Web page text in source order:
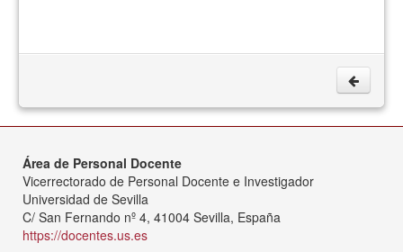
Área de Personal Docente
Vicerrectorado de Personal Docente e Investigador
Universidad de Sevilla
C/ San Fernando nº 4, 41004 Sevilla, España
https://docentes.us.es